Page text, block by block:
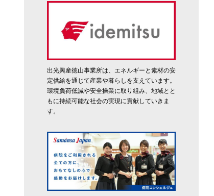
出光興産徳山事業所は、エネルギーと素材の安
定供給を通じて産業や暮らしを支えています。
環境負荷低減や安全操業に取り組み、地域とと
もに持続可能な社会の実現に貢献していきま
す。